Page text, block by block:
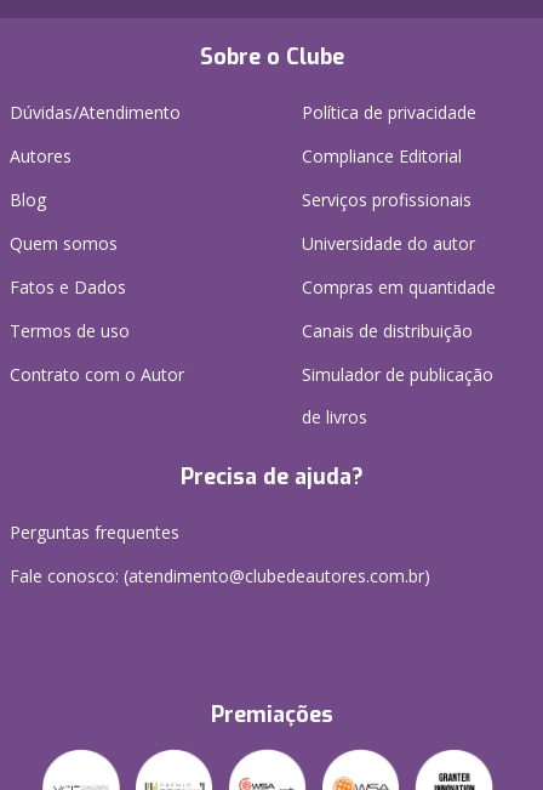
Sobre o Clube
Dúvidas/Atendimento
Autores
Blog
Quem somos
Fatos e Dados
Termos de uso
Contrato com o Autor
Política de privacidade
Compliance Editorial
Serviços profissionais
Universidade do autor
Compras em quantidade
Canais de distribuição
Simulador de publicação
de livros
Precisa de ajuda?
Perguntas frequentes
Fale conosco: (atendimento@clubedeautores.com.br)
Premiações